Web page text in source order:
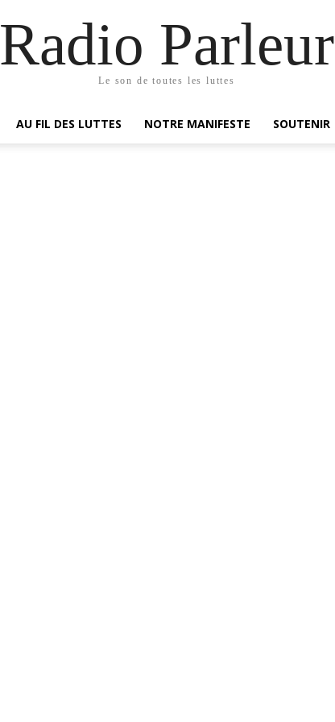
Radio Parleur
Le son de toutes les luttes
AU FIL DES LUTTES NOTRE MANIFESTE SOUTENIR